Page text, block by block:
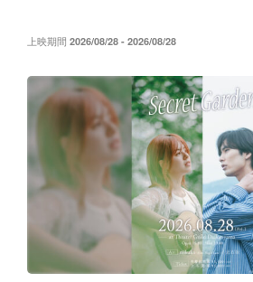
上映期間 2026/08/28 - 2026/08/28